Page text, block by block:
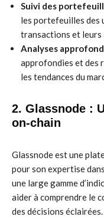
Suivi des
les portefeuilles des
transactions et leurs
Analyses
approfondies et des
les tendances du
2. Glassnode :
on-chain
Glassnode est une
pour son expertise
une large gamme
aider à comprendre le
des décisions éclairées.